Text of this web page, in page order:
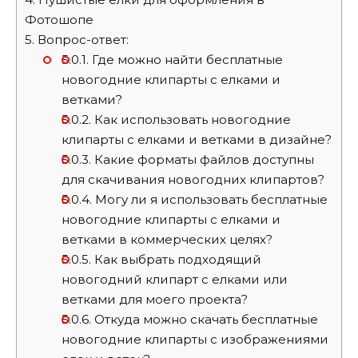
Фотошопе
5. Вопрос-ответ:
5.0.1. Где можно найти бесплатные
новогодние клипарты с елками и
ветками?
5.0.2. Как использовать новогодние
клипарты с елками и ветками в дизайне?
5.0.3. Какие форматы файлов доступны
для скачивания новогодних клипартов?
5.0.4. Могу ли я использовать бесплатные
новогодние клипарты с елками и
ветками в коммерческих целях?
5.0.5. Как выбрать подходящий
новогодний клипарт с елками или
ветками для моего проекта?
5.0.6. Откуда можно скачать бесплатные
новогодние клипарты с изображениями